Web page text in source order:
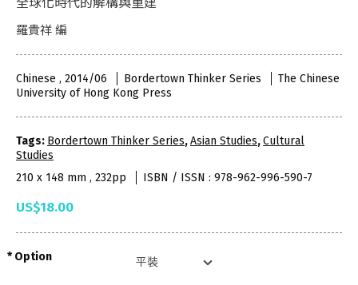
羅貴祥 編
Chinese , 2014/06 Bordertown Thinker Series
The Chinese
University of Hong Kong Press
Tags: Bordertown Thinker Series,Asian Studies,Cultural
Studies
210 x 148 mm , 232pp
ISBN / ISSN : 978-962-996-590-7
US$18.00
Option